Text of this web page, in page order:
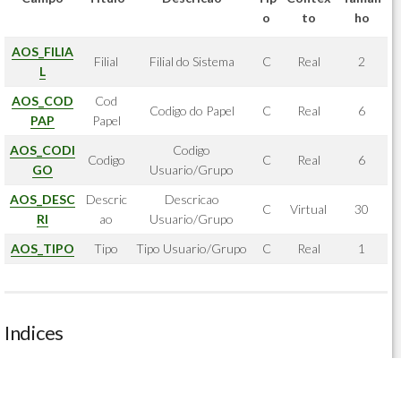
o
to
ho
AOS_FILIA
L
Filial Filial do Sistema C Real 2
AOS_COD
PAP
Cod
Papel
Codigo do Papel C Real 6
AOS_CODI
GO
Codigo
Codigo
Usuario/Grupo
C Real 6
AOS_DESC
RI
Descric
ao
Descricao
Usuario/Grupo
C Virtual 30
AOS_TIPO Tipo Tipo Usuario/Grupo C Real 1
Indices